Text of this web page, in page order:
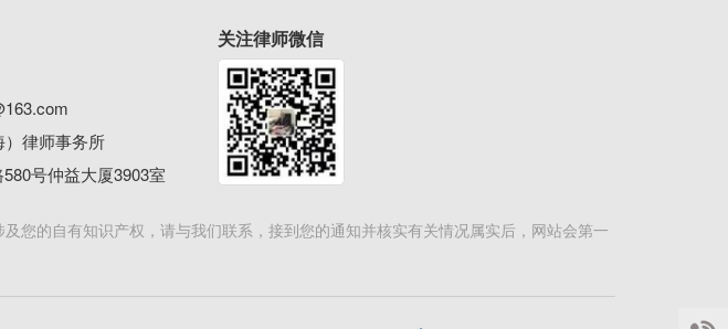
律师事务所
号仲益大厦3903室
关注律师微信
您的自有知识产权，请与我们联系，接到您的通知并核实有关情况属实后，网站会第一